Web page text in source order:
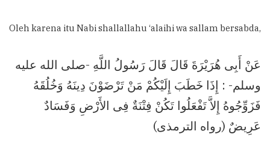
Oleh karena itu Nabi shallallahu ‘alaihi wa sallam bersabda,
عَنْ أَبِى هُرَيْرَةَ قَالَ قَالَ رَسُولُ اللَّهِ -صلى الله عليه
وسلم- : إِذَا خَطَبَ إِلَيْكُمْ مَنْ تَرْضَوْنَ دِينَهُ وَخُلُقَهُ
فَزَوِّجُوهُ إِلاَّ تَفْعَلُوا تَكُنْ فِتْنَةٌ فِى الأَرْضِ وَفَسَادٌ
عَرِيضٌ (رواه الترمذى)